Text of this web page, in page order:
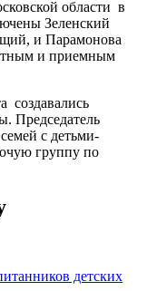
области в
Зеленский
и Парамонова
и приемным
создавались
Председатель
с детьми-
группу по
детских